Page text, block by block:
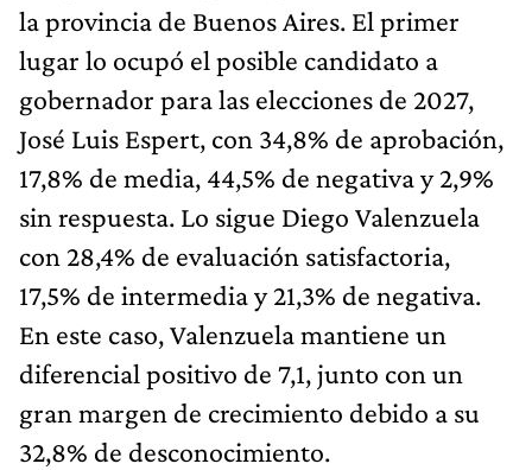
la provincia de Buenos Aires. El primer
lugar lo ocupó el posible candidato a
gobernador para las elecciones de 2027,
José Luis Espert, con 34,8% de aprobación,
17,8% de media, 44,5% de negativa y 2,9%
sin respuesta. Lo sigue Diego Valenzuela
con 28,4% de evaluación satisfactoria,
17,5% de intermedia y 21,3% de negativa.
En este caso, Valenzuela mantiene un
diferencial positivo de 7,1, junto con un
gran margen de crecimiento debido a su
32,8% de desconocimiento.